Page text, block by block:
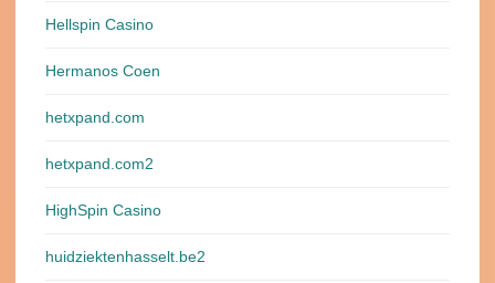
Hellspin Casino
Hermanos Coen
hetxpand.com
hetxpand.com2
HighSpin Casino
huidziektenhasselt.be2